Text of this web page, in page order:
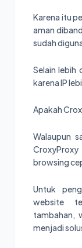
Karena itu
aman
sudah
Selain lebih
karena IP
Apakah
Walaupun
browsing
Untuk
website
tambahan,
menjadi